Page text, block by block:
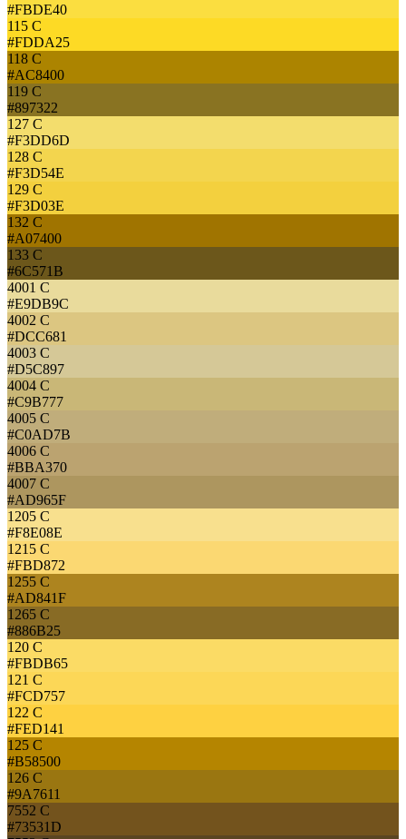
#FBDE40
115 C
#FDDA25
118 C
#AC8400
119 C
#897322
127 C
#F3DD6D
128 C
#F3D54E
129 C
#F3D03E
132 C
#A07400
133 C
#6C571B
4001 C
#E9DB9C
4002 C
#DCC681
4003 C
#D5C897
4004 C
#C9B777
4005 C
#C0AD7B
4006 C
#BBA370
4007 C
#AD965F
1205 C
#F8E08E
1215 C
#FBD872
1255 C
#AD841F
1265 C
#886B25
120 C
#FBDB65
121 C
#FCD757
122 C
#FED141
125 C
#B58500
126 C
#9A7611
7552 C
#73531D